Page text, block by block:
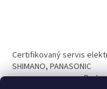
Certifikovaný servis
SHIMANO, PANASONIC